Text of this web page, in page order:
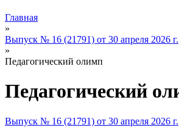
Главная
»
Выпуск № 16 (21791) от 30 апреля 2026 г.
»
Педагогический олимп
Педагогический
Выпуск № 16 (21791) от 30 апреля 2026 г.